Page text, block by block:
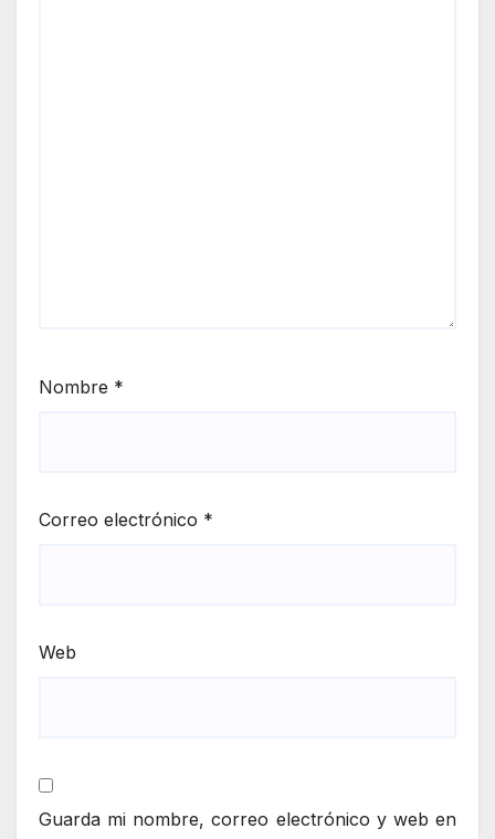
Nombre *
Correo electrónico *
Web
Guarda mi nombre, correo electrónico y web en